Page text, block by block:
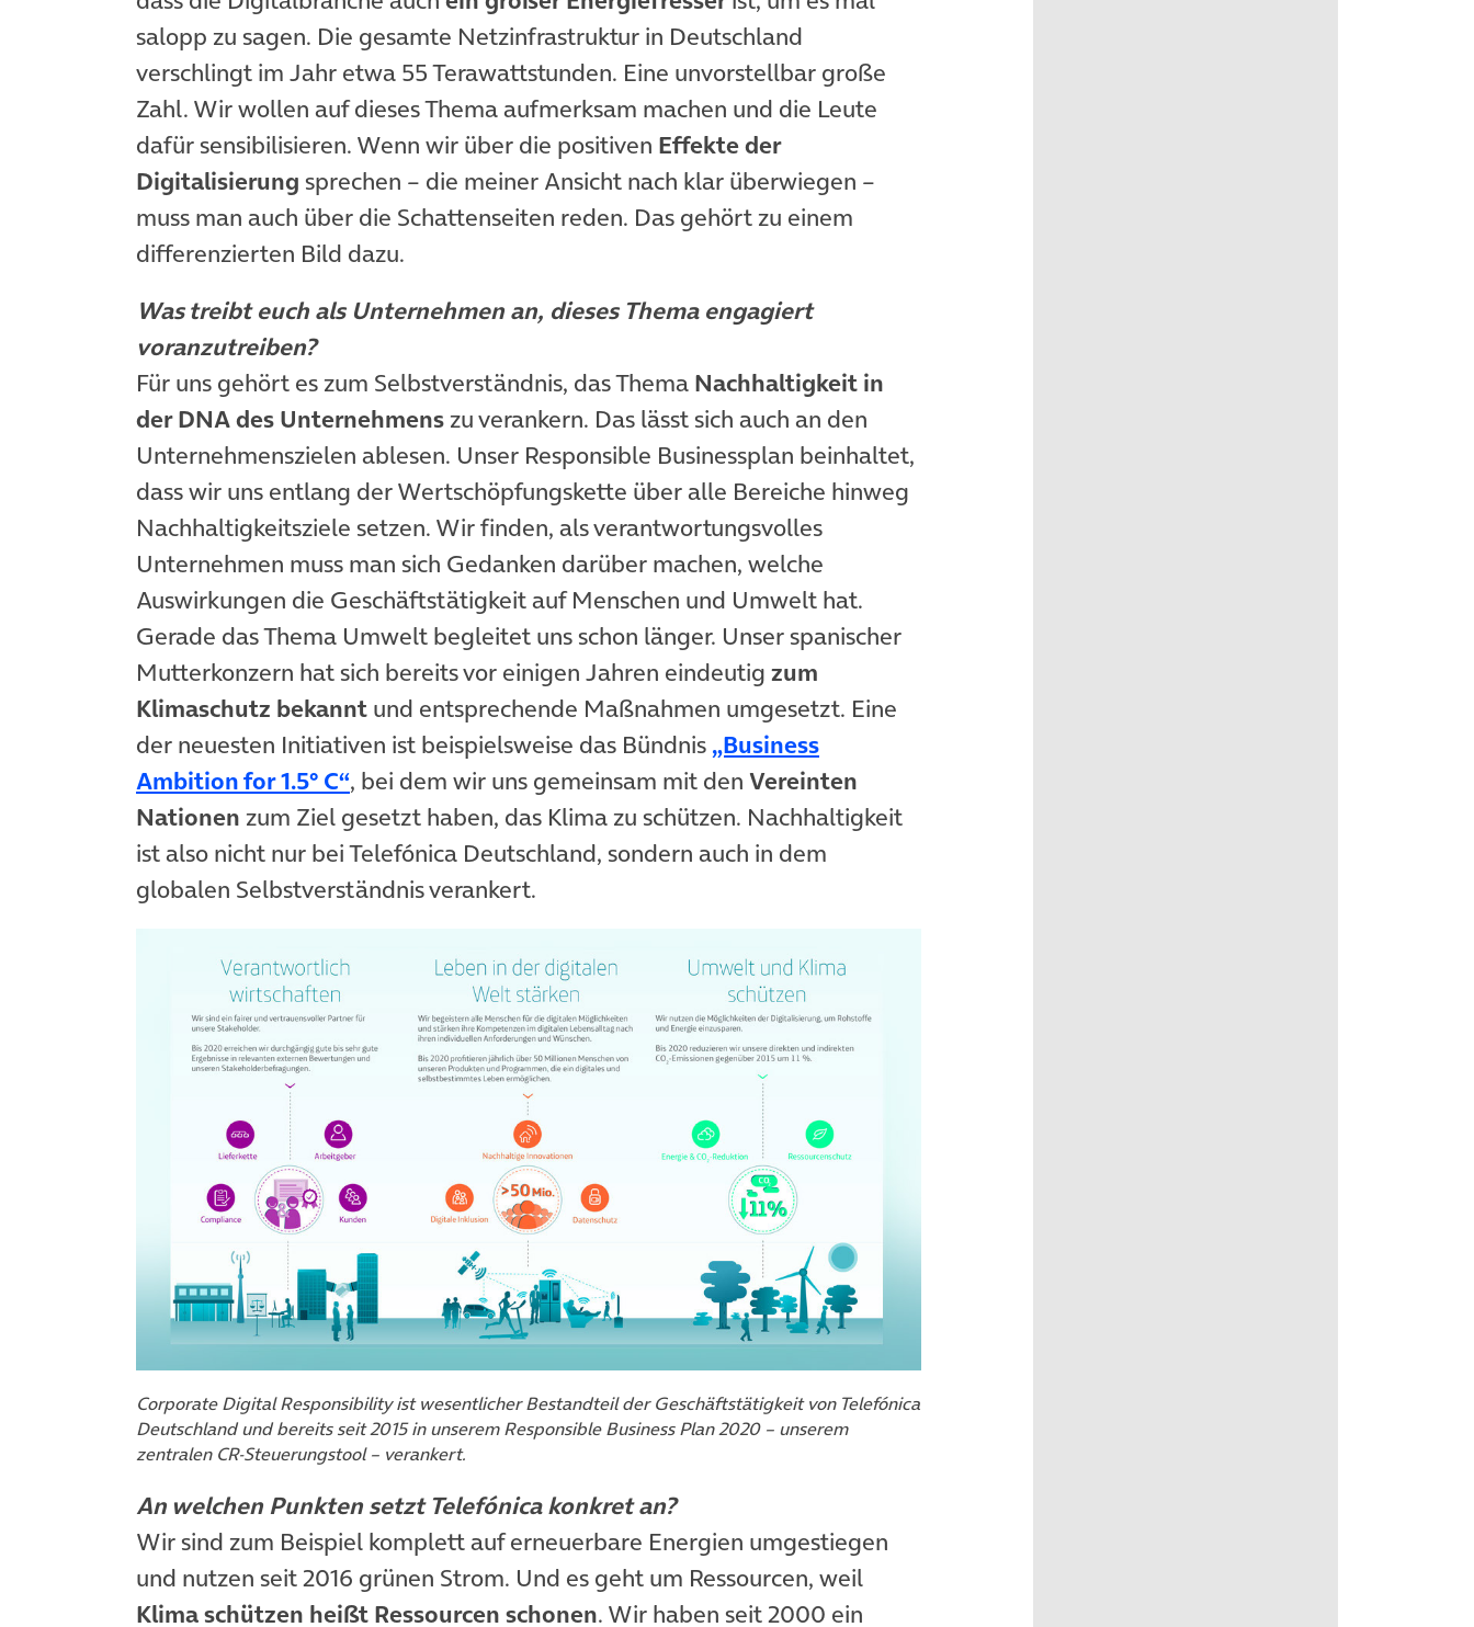
salopp zu sagen. Die gesamte Netzinfrastruktur in Deutschland
verschlingt im Jahr etwa 55 Terawattstunden. Eine unvorstellbar große
Zahl. Wir wollen auf dieses Thema aufmerksam machen und die Leute
dafür sensibilisieren. Wenn wir über die positiven Effekte der
Digitalisierung sprechen – die meiner Ansicht nach klar überwiegen –
muss man auch über die Schattenseiten reden. Das gehört zu einem
differenzierten Bild dazu.
Was treibt euch als Unternehmen an, dieses Thema engagiert
voranzutreiben?
Für uns gehört es zum Selbstverständnis, das Thema Nachhaltigkeit in
der DNA des Unternehmens zu verankern. Das lässt sich auch an den
Unternehmenszielen ablesen. Unser Responsible Businessplan beinhaltet,
dass wir uns entlang der Wertschöpfungskette über alle Bereiche hinweg
Nachhaltigkeitsziele setzen. Wir finden, als verantwortungsvolles
Unternehmen muss man sich Gedanken darüber machen, welche
Auswirkungen die Geschäftstätigkeit auf Menschen und Umwelt hat.
Gerade das Thema Umwelt begleitet uns schon länger. Unser spanischer
Mutterkonzern hat sich bereits vor einigen Jahren eindeutig zum
Klimaschutz bekannt und entsprechende Maßnahmen umgesetzt. Eine
der neuesten Initiativen ist beispielsweise das Bündnis „Business
Ambition for 1.5° C“(öffnet in neuem Tab)
, bei dem wir uns gemeinsam mit den Vereinten
Nationen zum Ziel gesetzt haben, das Klima zu schützen. Nachhaltigkeit
ist also nicht nur bei Telefónica Deutschland, sondern auch in dem
globalen Selbstverständnis verankert.
Corporate Digital Responsibility ist wesentlicher Bestandteil der Geschäftstätigkeit von Telefónica
Deutschland und bereits seit 2015 in unserem Responsible Business Plan 2020 – unserem
zentralen CR-Steuerungstool – verankert.
An welchen Punkten setzt Telefónica konkret an?
Wir sind zum Beispiel komplett auf erneuerbare Energien umgestiegen
und nutzen seit 2016 grünen Strom. Und es geht um Ressourcen, weil
Klima schützen heißt Ressourcen schonen. Wir haben seit 2000 ein